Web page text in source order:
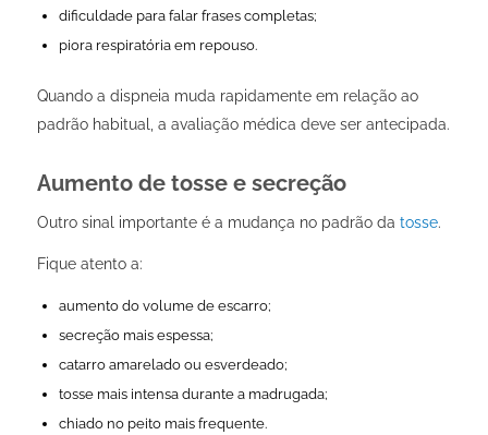
dificuldade para falar frases completas;
piora respiratória em repouso.
Quando a dispneia muda rapidamente em relação ao
padrão habitual, a avaliação médica deve ser antecipada.
Aumento de tosse e secreção
Outro sinal importante é a mudança no padrão da tosse.
Fique atento a:
aumento do volume de escarro;
secreção mais espessa;
catarro amarelado ou esverdeado;
tosse mais intensa durante a madrugada;
chiado no peito mais frequente.